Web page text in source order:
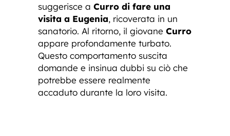
suggerisce a Curro di fare una
visita a Eugenia, ricoverata in un
sanatorio. Al ritorno, il giovane Curro
appare profondamente turbato.
Questo comportamento suscita
domande e insinua dubbi su ciò che
potrebbe essere realmente
accaduto durante la loro visita.